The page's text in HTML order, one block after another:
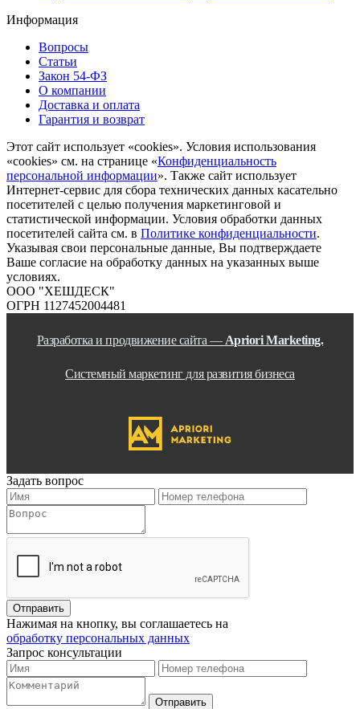
Информация
Вопросы
Статьи
Закон 54-ФЗ
О компании
Доставка и оплата
Гарантия и возврат
Этот сайт использует «cookies». Условия использования
«cookies» см. на странице «Конфиденциальность
персональной информации». Также сайт использует
Интернет-сервис для сбора технических данных касательно
посетителей с целью получения маркетинговой и
статистической информации. Условия обработки данных
посетителей сайта см. в Политике конфиденциальности.
Указывая свои персональные данные, Вы подтверждаете
Ваше согласие на обработку данных на указанных выше
условиях.
ООО "ХЕШДЕСК"
ОГРН 1127452004481
Разработка и продвижение сайта — Apriori Marketing.
Системный маркетинг для развития бизнеса
Задать вопрос
Нажимая на кнопку, вы соглашаетесь на
обработку персональных данных
Запрос консультации